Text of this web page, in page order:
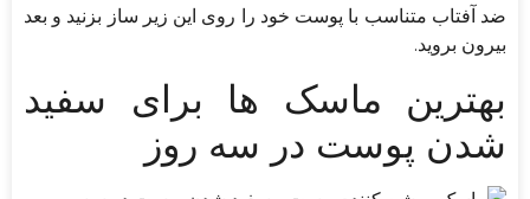
ضد آفتاب متناسب با پوست خود را روی این زیر ساز بزنید و بعد
بیرون بروید.
بهترین ماسک ها برای سفید
شدن پوست در سه روز